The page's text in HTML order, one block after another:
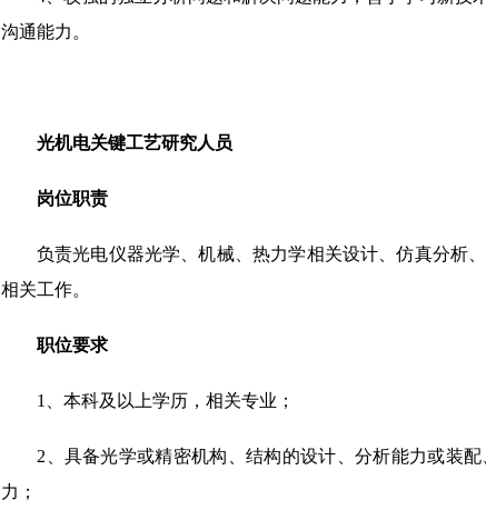
沟通能力。
光机电关键工艺研究人员
岗位职责
负责光电仪器光学、机械、热力学相关设计、仿真分析
相关工作。
职位要求
1 、本科及以上学历，相关专业；
2 、具备光学或精密机构、结构的设计、分析能力或装
力；